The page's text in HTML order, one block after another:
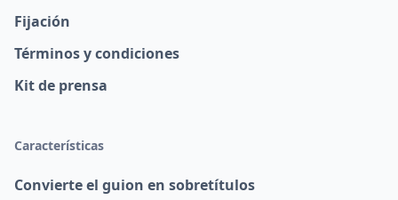
Fijación
Términos y condiciones
Kit de prensa
Características
Convierte el guion en sobretítulos